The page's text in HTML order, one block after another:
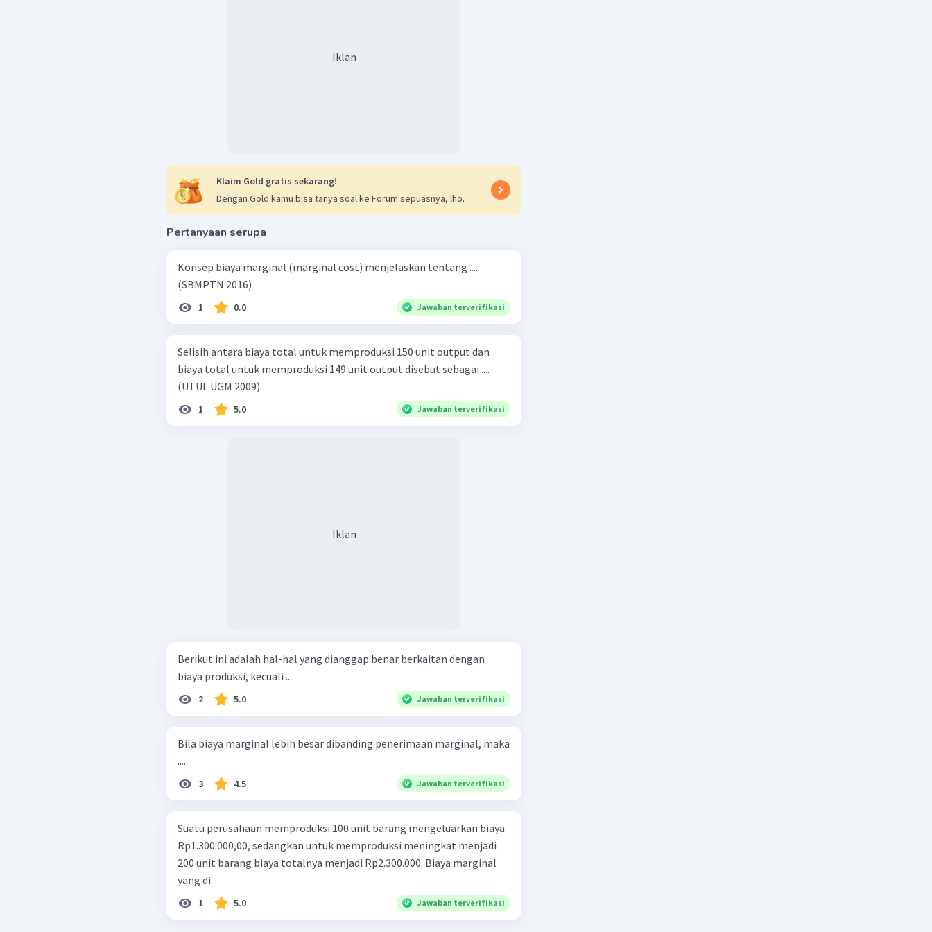
Iklan
Klaim Gold gratis sekarang!
Dengan Gold kamu bisa tanya soal ke Forum sepuasnya, lho.
Pertanyaan serupa
Konsep biaya marginal (marginal cost) menjelaskan tentang ....
(SBMPTN 2016)
1 0.0 Jawaban terverifikasi
Selisih antara biaya total untuk memproduksi 150 unit output dan
biaya total untuk memproduksi 149 unit output disebut sebagai ....
(UTUL UGM 2009)
1 5.0 Jawaban terverifikasi
Iklan
Berikut ini adalah hal-hal yang dianggap benar berkaitan dengan
biaya produksi, kecuali ....
2 5.0 Jawaban terverifikasi
Bila biaya marginal lebih besar dibanding penerimaan marginal, maka
....
3 4.5 Jawaban terverifikasi
Suatu perusahaan memproduksi 100 unit barang mengeluarkan biaya
Rp1.300.000,00, sedangkan untuk memproduksi meningkat menjadi
200 unit barang biaya totalnya menjadi Rp2.300.000. Biaya marginal
yang di...
1 5.0 Jawaban terverifikasi